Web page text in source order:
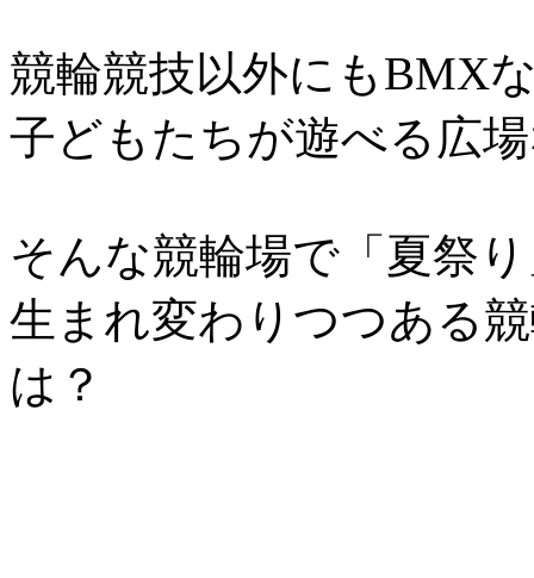
競輪競技以外にもBMX
子どもたちが遊べる広
そんな競輪場で「夏祭
生まれ変わりつつある
は？